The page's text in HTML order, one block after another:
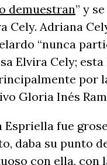
demuestran” y
Cely. Adriana
“nunca
Elvira Cely; esta
por
Gloria Inés
Espriella fue
daba su punto
con ella, con